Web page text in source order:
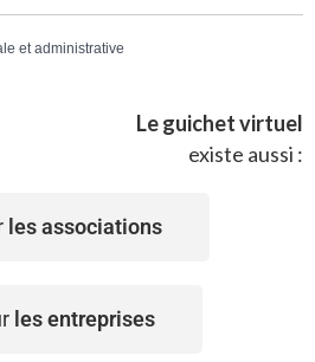
et administrative
Le guichet virtuel
existe aussi :
les associations
les entreprises